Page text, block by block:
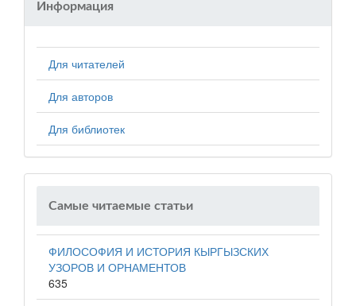
Информация
Для читателей
Для авторов
Для библиотек
Самые читаемые статьи
ФИЛОСОФИЯ И ИСТОРИЯ КЫРГЫЗСКИХ
УЗОРОВ И ОРНАМЕНТОВ
635